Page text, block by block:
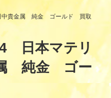
貴金属 純金 ゴールド 買取
日本マテリ
純金 ゴー